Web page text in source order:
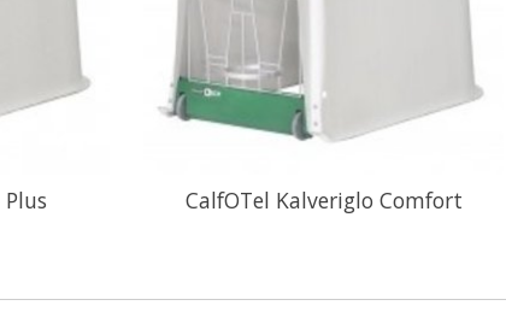
CalfOTel Kalveriglo Comfort